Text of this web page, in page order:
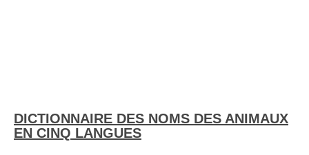
DICTIONNAIRE DES NOMS DES ANIMAUX
EN CINQ LANGUES